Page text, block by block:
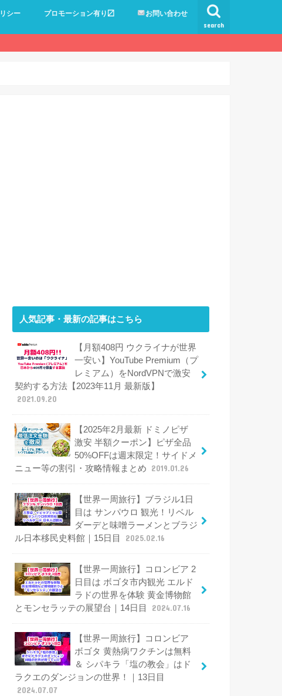
search
シー プロモーション有り〼 お問い合わせ
人気記事・最新の記事はこちら
【月額408円 ウクライナが世界
一安い】YouTube Premium（プ
レミアム）をNordVPNで激安
契約する方法【2023年11月 最新版】
2021.09.20
【2025年2月最新 ドミノピザ
激安 半額クーポン】ピザ全品
50%OFFは週末限定！サイドメ
ニュー等の割引・攻略情報まとめ
2019.01.26
【世界一周旅行】ブラジル1日
目は サンパウロ 観光！リベル
ダーデと味噌ラーメンとブラジ
ル日本移民史料館｜15日目
2025.02.16
【世界一周旅行】コロンビア 2
日目は ボゴタ市内観光 エルド
ラドの世界を体験 黄金博物館
とモンセラッテの展望台｜14日目
2024.07.16
【世界一周旅行】コロンビア
ボゴタ 黄熱病ワクチンは無料
＆ シパキラ「塩の教会」はド
ラクエのダンジョンの世界！｜13日目
2024.07.07